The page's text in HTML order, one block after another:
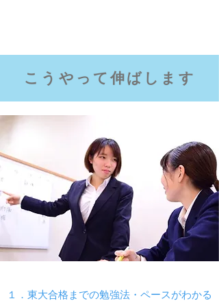
こうやって伸ばします
１．東大合格までの勉強法・ペースがわかる